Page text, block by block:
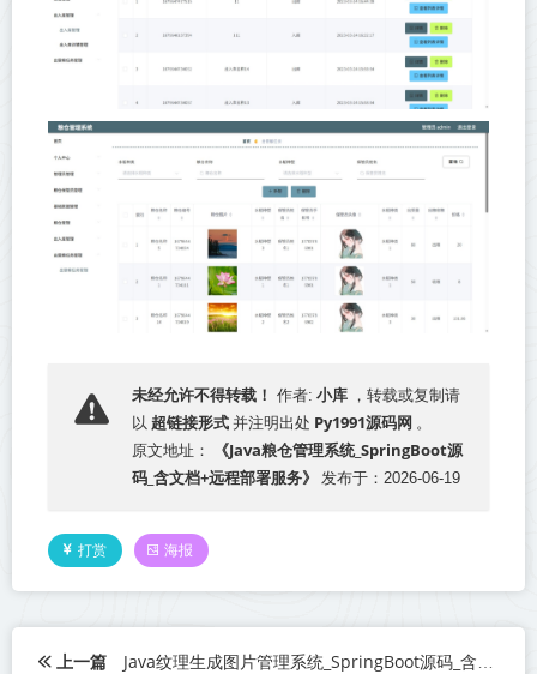
未经允许不得转载！ 作者: 小库 ，转载或复制请
以 超链接形式 并注明出处 Py1991源码网 。
原文地址：
《Java粮仓管理系统_SpringBoot源
码_含文档+远程部署服务》
发布于：2026-06-19
打赏 海报
上一篇 Java纹理生成图片管理系统_SpringBoot源码_含文档+远程部署服务